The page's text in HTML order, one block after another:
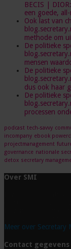
BECIS |
een goede,
Ook last van
methode om
De politieke
mensen
De politieke
dus ook haar
De politieke
processen
podcast tech-savvy
incompany ebook
projectmanagement
governance nationale
detox secretary
Over SMI
Meer over
Contact gegevens